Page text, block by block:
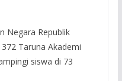
Negara Republik
Taruna Akademi
siswa di 73